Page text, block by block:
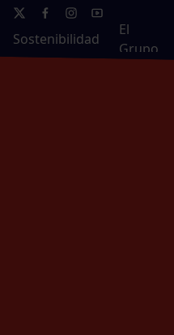
Sostenibilidad
El
Grupo